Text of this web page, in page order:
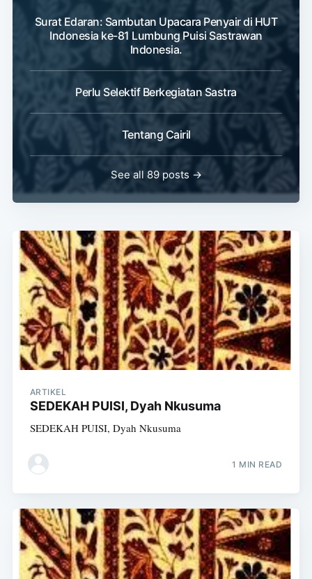
Surat Edaran: Sambutan Upacara Penyair di HUT
Indonesia ke-81 Lumbung Puisi Sastrawan
Indonesia.
Perlu Selektif Berkegiatan Sastra
Tentang Cairil
See all 89 posts →
ARTIKEL
SEDEKAH PUISI, Dyah Nkusuma
SEDEKAH PUISI, Dyah Nkusuma
1 MIN READ